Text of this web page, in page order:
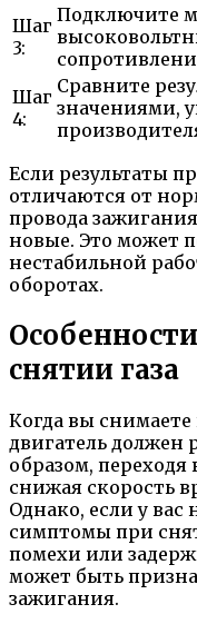
Шаг
3:
Подключите
Шаг
4:
Сравните
значениями,
Если результаты
отличаются от
провода
новые. Это может
нестабильной
оборотах.
снятии газа
Когда вы снимаете
двигатель должен
образом, переходя
снижая скорость
Однако, если у
симптомы при
помехи или
может быть
зажигания.